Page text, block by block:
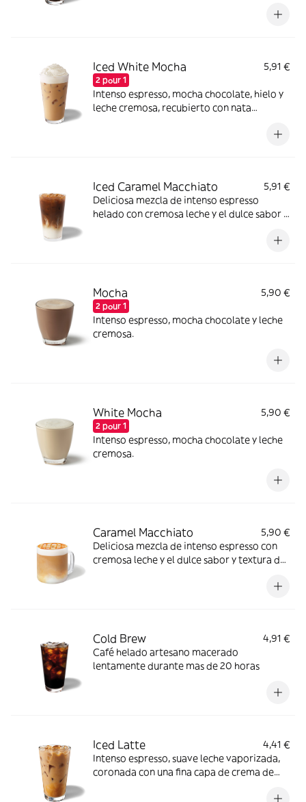
Iced White Mocha
2 pour 1
5,91 €
Intenso espresso, mocha chocolate, hielo y
leche cremosa, recubierto con nata
Iced Caramel Macchiato
5,91 €
Deliciosa mezcla de intenso espresso
helado con cremosa leche y el dulce sabor y
Mocha
2 pour 1
5,90 €
Intenso espresso, mocha chocolate y leche
cremosa.
White Mocha
2 pour 1
5,90 €
Intenso espresso, mocha chocolate y leche
cremosa.
Caramel Macchiato
5,90 €
Deliciosa mezcla de intenso espresso con
cremosa leche y el dulce sabor y textura del
Cold Brew
4,91 €
Café helado artesano macerado
lentamente durante mas de 20 horas
Iced Latte
4,41 €
Intenso espresso, suave leche vaporizada,
coronada con una fina capa de crema de